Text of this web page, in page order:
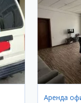
Аренда